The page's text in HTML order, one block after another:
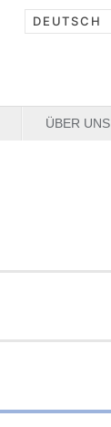
ÜBER UNS
DEUTSCH